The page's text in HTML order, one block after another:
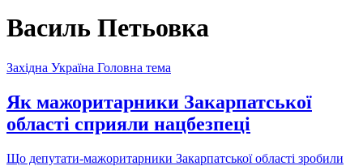
Василь Петьовка
Західна Україна Головна тема
Як мажоритарники Закарпатської
області сприяли нацбезпеці
Що депутати-мажоритарники Закарпатської області зробили